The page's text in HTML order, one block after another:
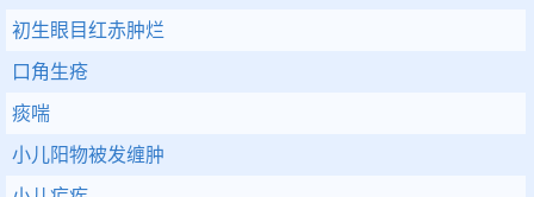
初生眼目红赤肿烂
口角生疮
痰喘
小儿阳物被发缠肿